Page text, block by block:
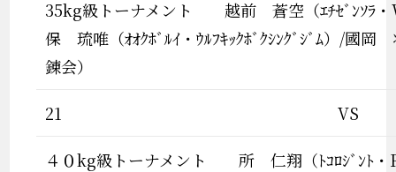
35kg級トーナメント 越前 蒼空（ｴﾁｾﾞﾝｿﾗ・
保 琉唯（ｵｵｸﾎﾞﾙｲ・ｳﾙﾌｷｯｸﾎﾞｸｼﾝｸﾞｼﾞﾑ）/國岡
錬会）
21 VS
４０kg級トーナメント 所 仁翔（ﾄｺﾛｼﾞﾝﾄ